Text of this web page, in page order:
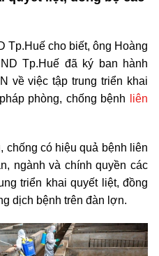
Tp.Huế cho biết, ông Hoàng
Tp.Huế đã ký ban hành
về việc tập trung triển khai
phòng, chống bệnh
liên
chống có hiệu quả bệnh liên
ngành và chính quyền các
triển khai quyết liệt, đồng
dịch bệnh trên đàn lợn.